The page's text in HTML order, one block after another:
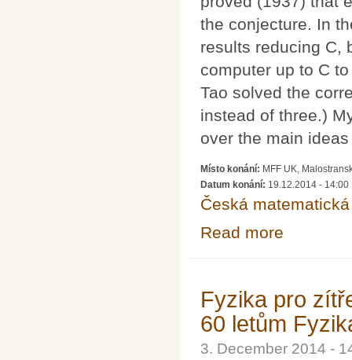
the conjecture. In
results reducing C,
computer up to C
Tao solved the
instead of three.)
over the main
Místo konání: MFF UK,
Datum konání: 19.12.2014 - 14:00
Česká
Read more
Fyzika pro
60 letům
3. December 2014 -